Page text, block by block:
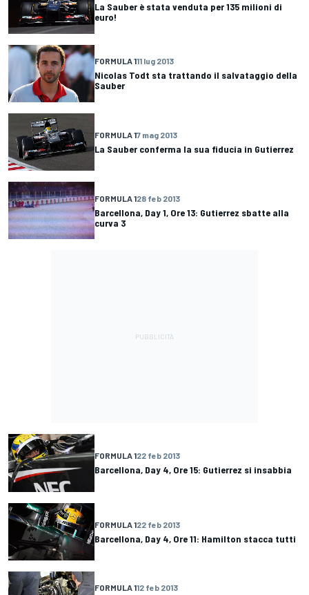
La Sauber è stata venduta per 135 milioni di
euro!
FORMULA 111 lug 2013
Nicolas Todt sta trattando il salvataggio della
Sauber
FORMULA 17 mag 2013
La Sauber conferma la sua fiducia in Gutierrez
FORMULA 128 feb 2013
Barcellona, Day 1, Ore 13: Gutierrez sbatte alla
curva 3
FORMULA 122 feb 2013
Barcellona, Day 4, Ore 15: Gutierrez si insabbia
FORMULA 122 feb 2013
Barcellona, Day 4, Ore 11: Hamilton stacca tutti
FORMULA 112 feb 2013